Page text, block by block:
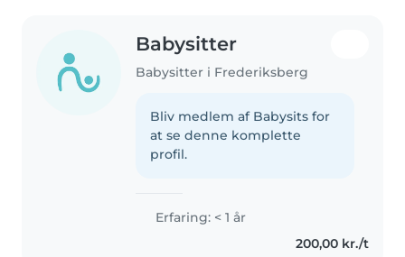
Babysitter
Babysitter i Frederiksberg
Bliv medlem af Babysits for
at se denne komplette
profil.
Erfaring: < 1 år
200,00 kr./t